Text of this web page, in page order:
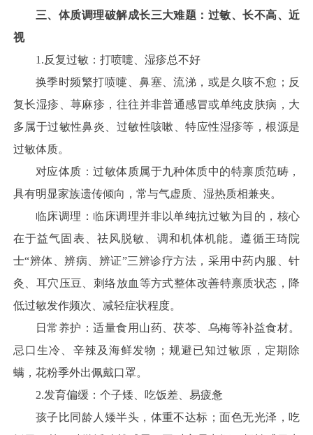
三、体质调理破解成长三大难题：过敏、长不高、近
视
1.反复过敏：打喷嚏、湿疹总不好
换季时频繁打喷嚏、鼻塞、流涕，或是久咳不愈；反
复长湿疹、荨麻疹，往往并非普通感冒或单纯皮肤病，大
多属于过敏性鼻炎、过敏性咳嗽、特应性湿疹等，根源是
过敏体质。
对应体质：过敏体质属于九种体质中的特禀质范畴，
具有明显家族遗传倾向，常与气虚质、湿热质相兼夹。
临床调理：临床调理并非以单纯抗过敏为目的，核心
在于益气固表、祛风脱敏、调和机体机能。遵循王琦院
士“辨体、辨病、辨证”三辨诊疗方法，采用中药内服、针
灸、耳穴压豆、刺络放血等方式整体改善特禀质状态，降
低过敏发作频次、减轻症状程度。
日常养护：适量食用山药、茯苓、乌梅等补益食材。
忌口生冷、辛辣及海鲜发物；规避已知过敏原，定期除
螨，花粉季外出佩戴口罩。
2.发育偏缓：个子矮、吃饭差、易疲惫
孩子比同龄人矮半头，体重不达标；面色无光泽，吃